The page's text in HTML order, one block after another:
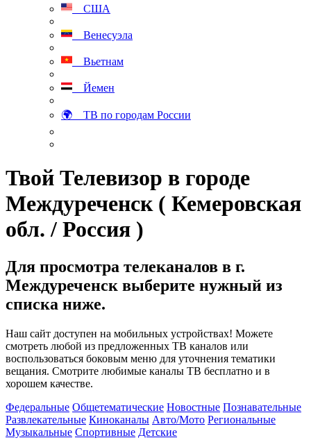
США
Венесуэла
Вьетнам
Йемен
🌍 ТВ по городам России
Твой Телевизор в городе
Междуреченск ( Кемеровская
обл. / Россия )
Для просмотра телеканалов в г.
Междуреченск выберите нужный из
списка ниже.
Наш сайт доступен на мобильных устройствах! Можете
смотреть любой из предложенных ТВ каналов или
воспользоваться боковым меню для уточнения тематики
вещания. Смотрите любимые каналы ТВ бесплатно и в
хорошем качестве.
Федеральные Общетематические Новостные Познавательные
Развлекательные Киноканалы Авто/Мото Региональные
Музыкальные Спортивные Детские